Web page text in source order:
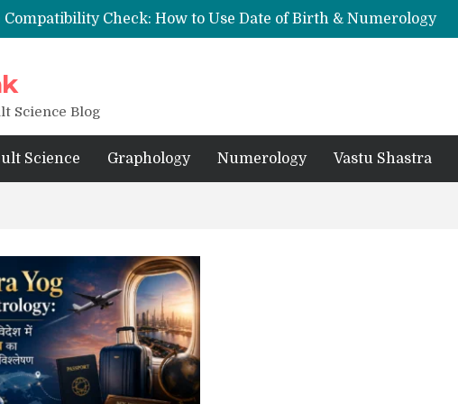
Check: How to Use Date of Birth & Numerology
of Hanuman Ji: Meanings, Mantras, and Chanting Benefits
(Mantra Sadhana) की संपूर्ण विधि: एक विस्तृत आध्यात्मिक मार्गदर्शिका
2026: What It Means for Your Zodiac Sign
Science Blog
Science Graphology Numerology Vastu Shastra